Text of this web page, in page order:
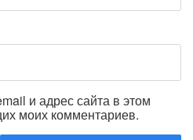
и адрес сайта в этом
моих комментариев.